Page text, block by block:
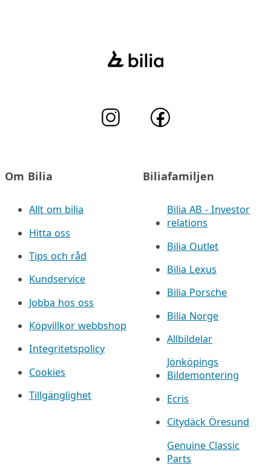
Om Bilia
Allt om bilia
Hitta oss
Tips och råd
Kundservice
Jobba hos oss
Köpvillkor webbshop
Integritetspolicy
Cookies
Tillgänglighet
Biliafamiljen
Bilia AB - Investor
relations
Bilia Outlet
Bilia Lexus
Bilia Porsche
Bilia Norge
Allbildelar
Jönköpings
Bildemontering
Ecris
Citydäck Öresund
Genuine Classic
Parts